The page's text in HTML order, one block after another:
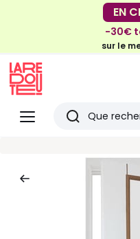
EN
-30€
sur le
EN
-40%
Menu
Redoute
Rechercher
articles